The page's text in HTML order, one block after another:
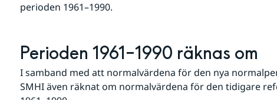
perioden 1961–1990.
Perioden 1961–1990 räknas om
I samband med att normalvärdena för den nya
SMHI även räknat om normalvärdena för den tidigare